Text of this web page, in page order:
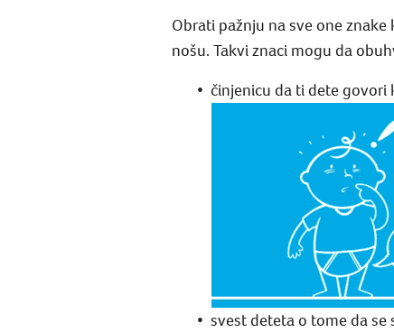
Obrati pažnju na sve one
nošu. Takvi znaci mogu da
činjenicu da ti dete govori
svest deteta o tome da